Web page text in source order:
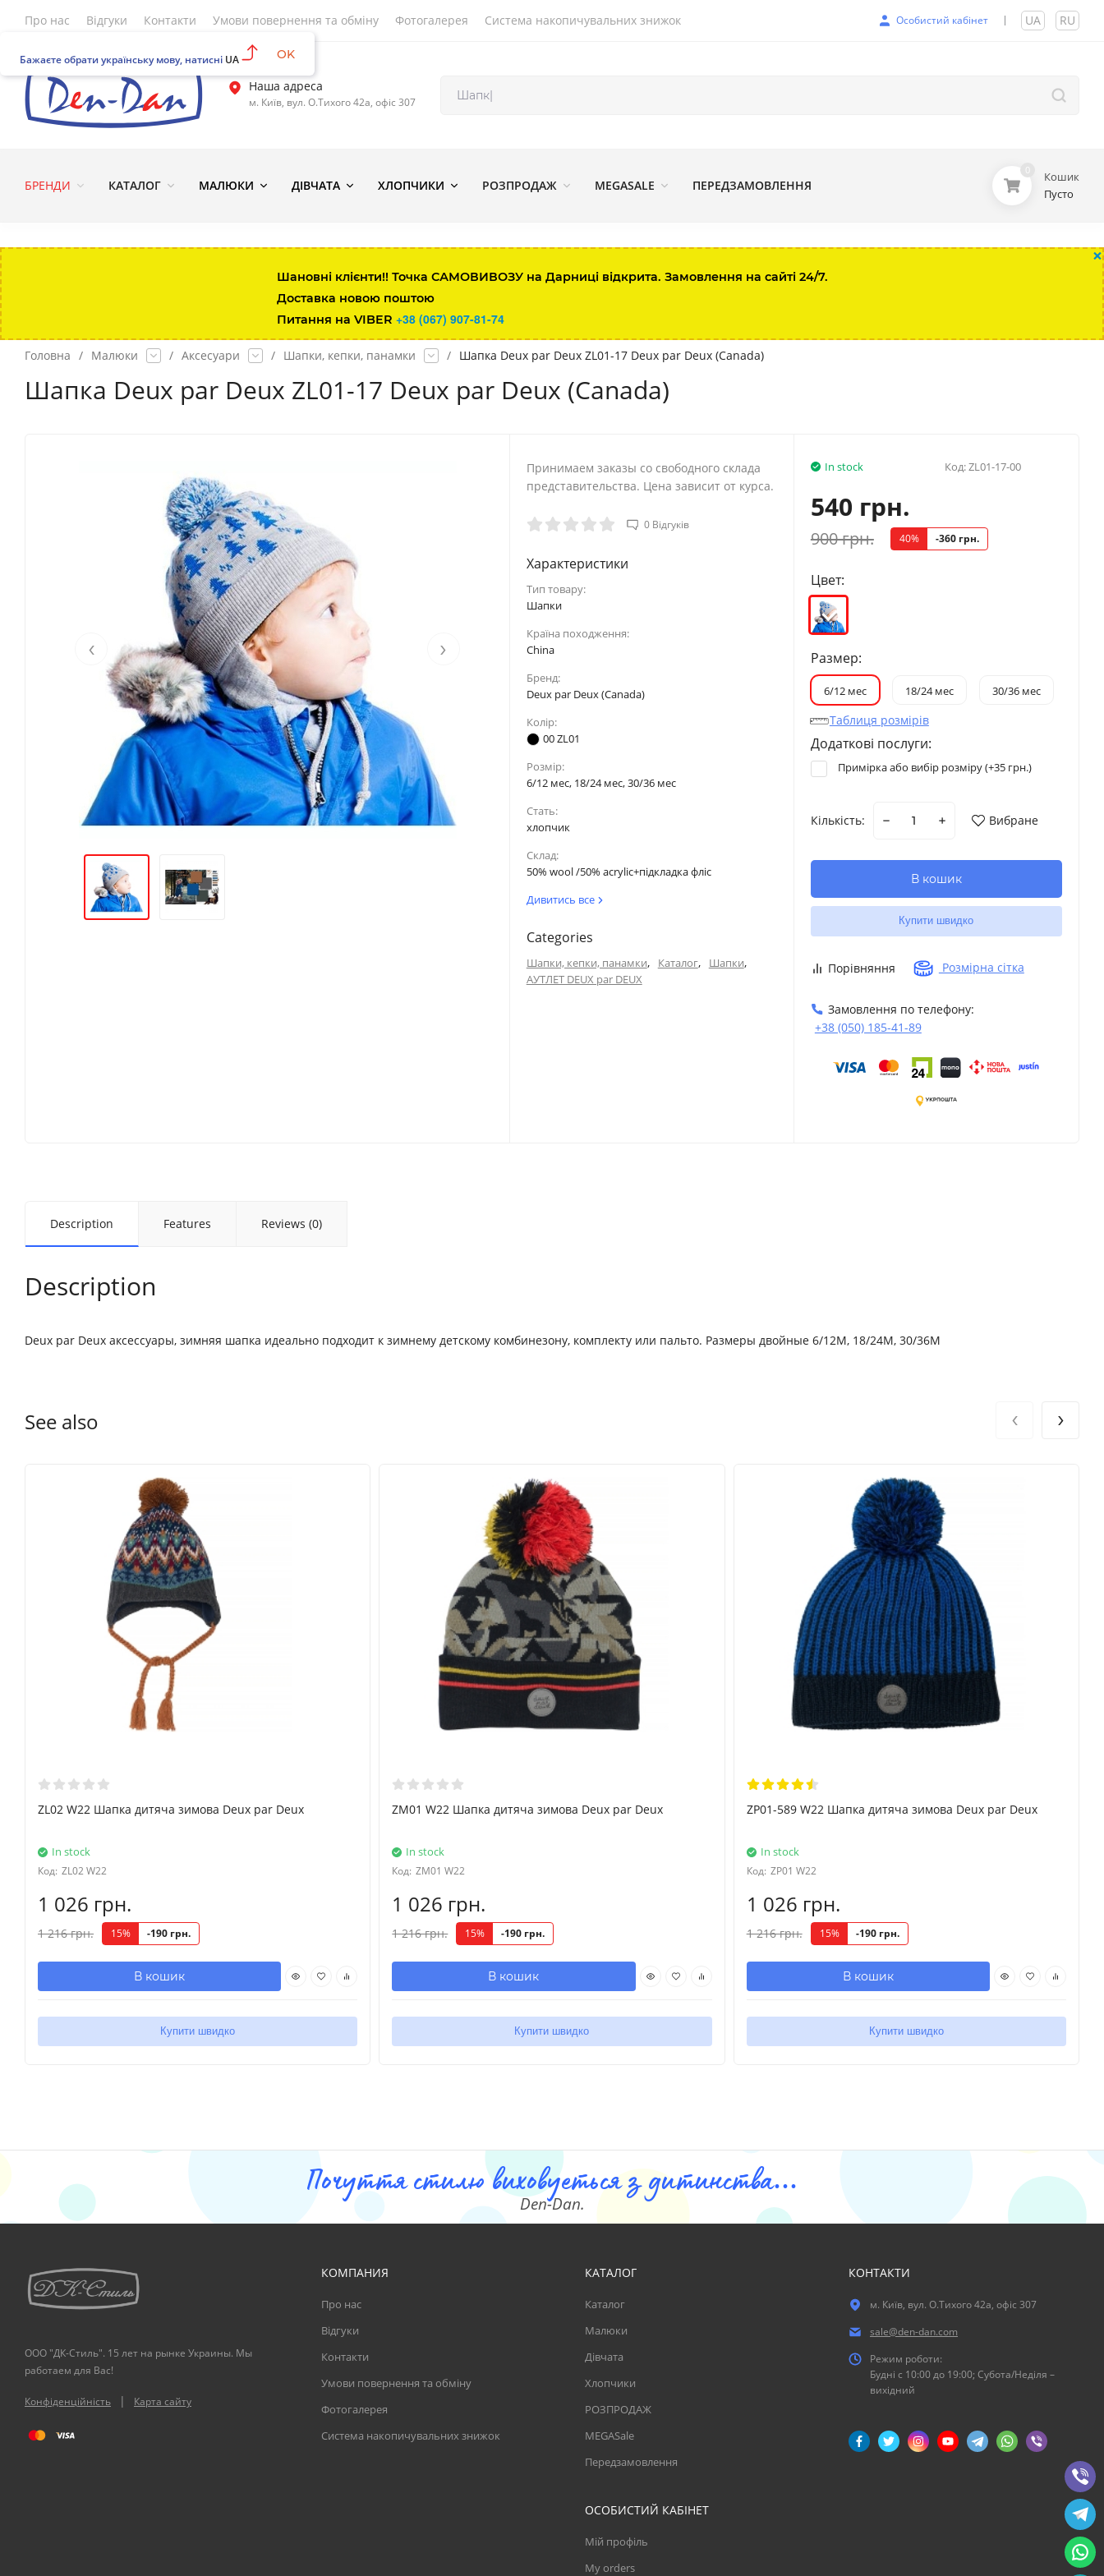
Про нас Відгуки Контакти Умови повернення та обміну Фотогалерея Система накопичувальних знижок Особистий кабінет UA RU
Наша адреса
м. Київ, вул. О.Тихого 42а, офіс 307
БРЕНДИ КАТАЛОГ МАЛЮКИ ДІВЧАТА ХЛОПЧИКИ РОЗПРОДАЖ MEGASALE ПЕРЕДЗАМОВЛЕННЯ
0
Кошик
Пусто
×
Шановні клієнти!! Точка САМОВИВОЗУ на Дарниці відкрита. Замовлення на сайті 24/7.
Доставка новою поштою
Питання на VIBER +38 (067) 907-81-74
Головна / Малюки / Аксесуари / Шапки, кепки, панамки / Шапка Deux par Deux ZL01-17 Deux par Deux (Canada)
Шапка Deux par Deux ZL01-17 Deux par Deux (Canada)
‹ ›
Принимаем заказы со свободного склада
представительства. Цена зависит от курса​.
0 Відгуків
Характеристики
Тип товару:
Шaпки
Країна походження:
China
Бренд:
Deux par Deux (Canada)
Колір:
00 ZL01
Розмір:
6/12 мес, 18/24 мес, 30/36 мес
Стать:
хлопчик
Склад:
50% wool /50% acrylic+підкладка фліс
Дивитись все
Categories
Шапки, кепки, панамки, Каталог, Шапки,
АУТЛЕТ DEUX par DEUX
In stock Код:ZL01-17-00
540 грн.
900 грн. 40% -360 грн.
Цвет:
Размер:
6/12 мес 18/24 мес 30/36 мес
Таблиця розмірів
Додаткові послуги:
Примірка або вибір розміру (+35 грн.)
Кількість: Вибране
В кошик
Купити швидко
Порівняння Розмірна сітка
Замовлення по телефону:
+38 (050) 185-41-89
Description Features Reviews (0)
Description
Deux par Deux аксессуары, зимняя шапка идеально подходит к зимнему детскому комбинезону, комплекту или пальто. Размеры двойные 6/12M, 18/24M, 30/36M
See also
ZL02 W22 Шапка дитяча зимова Deux par Deux
In stock
Код: ZL02 W22
1 026 грн.
1 216 грн. 15% -190 грн.
В кошик
Купити швидко
ZM01 W22 Шапка дитяча зимова Deux par Deux
In stock
Код: ZM01 W22
1 026 грн.
1 216 грн. 15% -190 грн.
В кошик
Купити швидко
ZP01-589 W22 Шапка дитяча зимова Deux par Deux
In stock
Код: ZP01 W22
1 026 грн.
1 216 грн. 15% -190 грн.
В кошик
Купити швидко
‹ ›
Почуття стилю виховуеться з дитинства...
Den-Dan.
ООО "ДК-Стиль". 15 лет на рынке Украины. Мы
работаем для Вас!
Конфіденційність | Карта сайту
КОМПАНИЯ
Про нас
Відгуки
Контакти
Умови повернення та обміну
Фотогалерея
Система накопичувальних знижок
КАТАЛОГ
Каталог
Малюки
Дівчата
Хлопчики
РОЗПРОДАЖ
MEGASale
Передзамовлення
ОСОБИСТИЙ КАБІНЕТ
Мій профіль
My orders
КОНТАКТИ
м. Київ, вул. О.Тихого 42а, офіс 307
sale@den-dan.com
Режим роботи:
Будні c 10:00 до 19:00; Субота/Неділя –
вихідний
Бажаєте обрати українську мову, натисні UA OK